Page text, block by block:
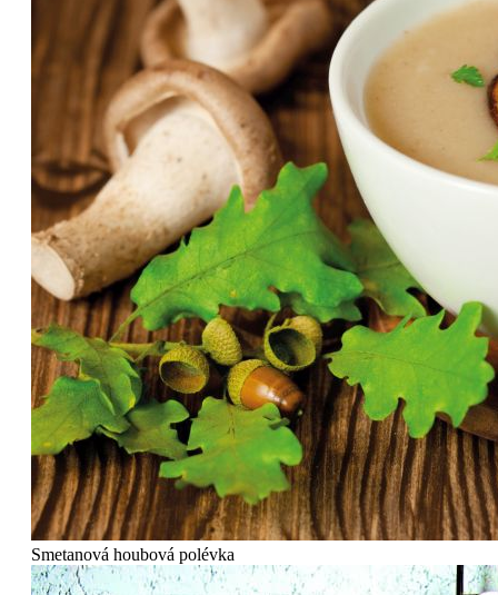
Smetanová houbová polévka